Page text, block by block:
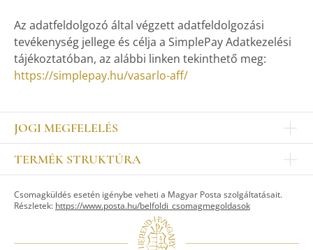
Az adatfeldolgozó által végzett adatfeldolgozási
tevékenység jellege és célja a SimplePay Adatkezelési
tájékoztatóban, az alábbi linken tekinthető meg:
https://simplepay.hu/vasarlo-aff/
JOGI MEGFELELÉS
Impresszum
Kapcsolat
Jogi nyilatkozat
TERMÉK STRUKTÚRA
ASZTALKULTÚRA
Csomagküldés esetén igénybe veheti a Magyar Posta szolgáltatásait.
Részletek: https://www.posta.hu/belfoldi_csomagmegoldasok